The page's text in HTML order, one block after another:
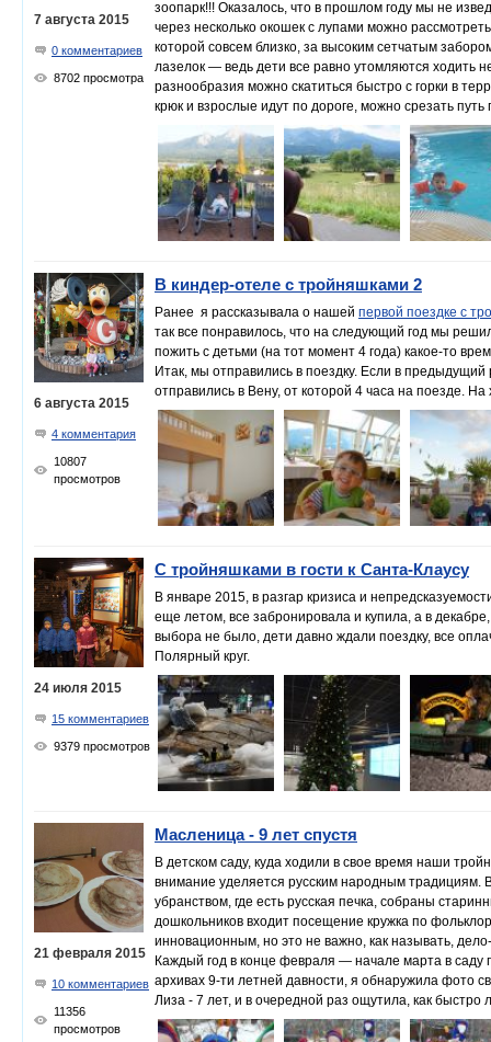
Поскольку был период празднования Хэллоуина,
видели по дороге в парк, был увешан
7 августа 2015
0 комментариев
8702 просмотра
зоопарк!!! Оказалось, что в прошлом году мы не
через несколько окошек с лупами можно
которой совсем близко, за высоким сетчатым
лазелок — ведь дети все равно утомляются ходить
разнообразия можно скатиться быстро с горки в
крюк и взрослые идут по дороге, можно срезать
6 августа 2015
4 комментария
10807
просмотров
В киндер-отеле с тройняшками 2
Ранее я рассказывала о нашей первой поездке с
так все понравилось, что на следующий год мы
пожить с детьми (на тот момент 4 года) какое-то
Итак, мы отправились в поездку. Если в
отправились в Вену, от которой 4 часа на поезде.
24 июля 2015
15 комментариев
9379 просмотров
С тройняшками в гости к Санта-Клаусу
В январе 2015, в разгар кризиса и
еще летом, все забронировала и купила, а в
выбора не было, дети давно ждали поездку, все
Полярный круг.
21 февраля 2015
10 комментариев
11356
просмотров
Масленица - 9 лет спустя
В детском саду, куда ходили в свое время наши
внимание уделяется русским народным традициям.
убранством, где есть русская печка, собраны
дошкольников входит посещение кружка по
инновационным, но это не важно, как называть,
Каждый год в конце февраля — начале марта в саду
архивах 9-ти летней давности, я обнаружила фото
Лиза - 7 лет, и в очередной раз ощутила, как быстро